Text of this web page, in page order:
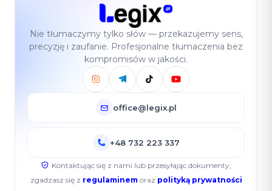
Nie tłumaczymy tylko słów — przekazujemy sens,
precyzję i zaufanie. Profesjonalne tłumaczenia bez
kompromisów w jakości.
office@legix.pl
+48 732 223 337
Kontaktując się z nami lub przesyłając dokumenty,
zgadzasz się z regulaminem oraz polityką prywatności